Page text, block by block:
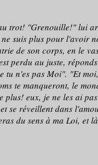
trot! "Grenouille!" lui
suis plus pour l'avoir
de son corps, en le
perdu au juste,
tu n'es pas Moi". "Et
te manqueront, le
plus! eux, je ne les ai
se réveillent dans
du sens à ma Loi, et